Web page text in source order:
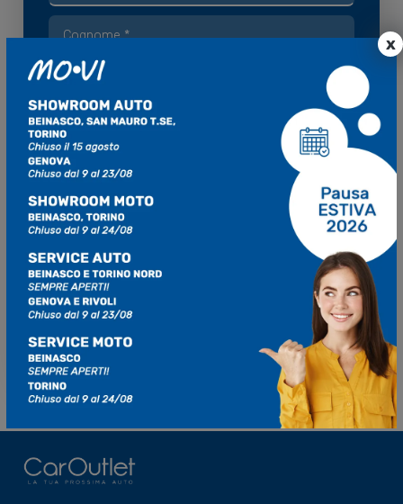
Finalità di marketing
Acconsento al trattamento dei
miei dati da parte di MO.VI S.p.A. per le finalità di
marketing di cui alla
Acconsento
x